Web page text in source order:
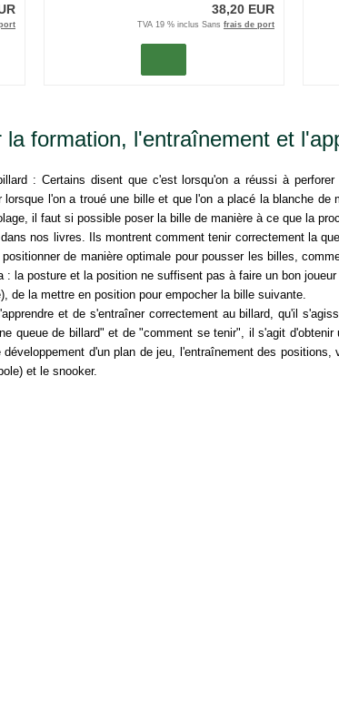
38,20 EUR
TVA 19 % inclus Sans frais de port
la formation, l'entraînement et
: Certains disent que c'est lorsqu'on a réussi à
l'on a troué une bille et que l'on a placé la blanche de
il faut si possible poser la bille de manière à ce que la
nos livres. Ils montrent comment tenir correctement la
de manière optimale pour pousser les billes,
la posture et la position ne suffisent pas à faire un bon
de la mettre en position pour empocher la bille suivante.
et de s'entraîner correctement au billard, qu'il
queue de billard" et de "comment se tenir", il s'agit
d'un plan de jeu, l'entraînement des positions,
et le snooker.